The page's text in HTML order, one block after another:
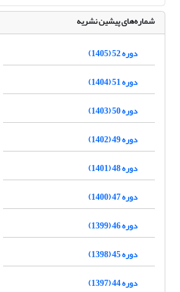
شماره‌های پیشین نشریه
دوره 52 (1405)
دوره 51 (1404)
دوره 50 (1403)
دوره 49 (1402)
دوره 48 (1401)
دوره 47 (1400)
دوره 46 (1399)
دوره 45 (1398)
دوره 44 (1397)